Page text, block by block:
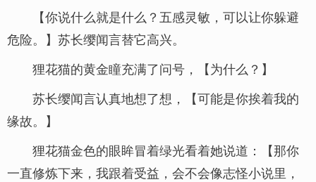
【你说什么就是什么？五感灵敏，可以让你躲避
危险。】苏长缨闻言替它高兴。
狸花猫的黄金瞳充满了问号，【为什么？】
苏长缨闻言认真地想了想，【可能是你挨着我的
缘故。】
狸花猫金色的眼眸冒着绿光看着她说道：【那你
一直修炼下来，我跟着受益，会不会像志怪小说里，